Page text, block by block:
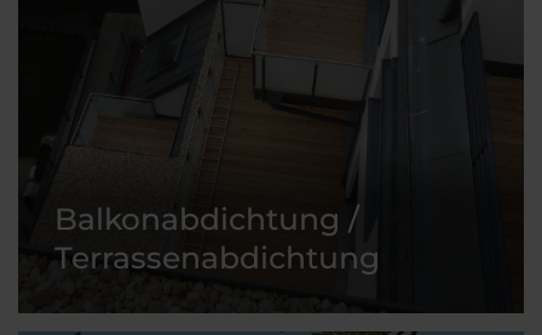
Balkonabdichtung /
Terrassenabdichtung